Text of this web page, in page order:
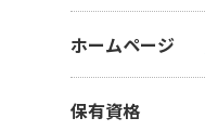
ホームページ
保有資格